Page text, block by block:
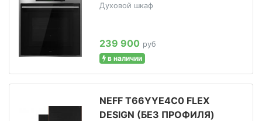
Духовой шкаф
239 900 руб
в наличии
NEFF T66YYE4C0 FLEX
DESIGN (БЕЗ ПРОФИЛЯ)